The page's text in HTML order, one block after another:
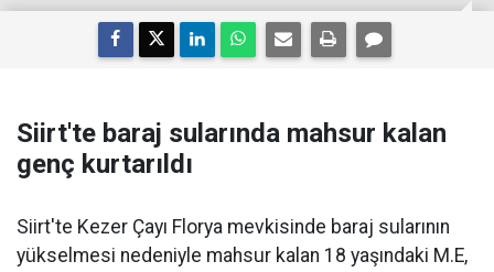
Siirt'te baraj sularında mahsur kalan
genç kurtarıldı
Siirt'te Kezer Çayı Florya mevkisinde baraj sularının
yükselmesi nedeniyle mahsur kalan 18 yaşındaki M.E,